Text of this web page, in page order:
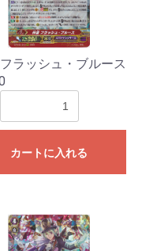
ラッシュ・ブルース
カートに入れる